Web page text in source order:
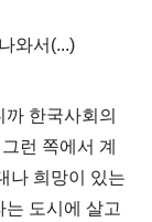
와서(...)
한국사회의
런 쪽에서 계
나 희망이 있는
도시에 살고